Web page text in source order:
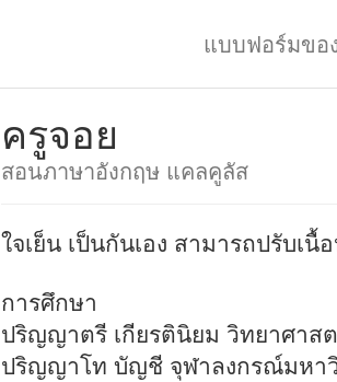
แบบฟอร์มข
ครูจอย
สอนภาษาอังกฤษ แคลคูลัส
ใจเย็น เป็นกันเอง สามารถปรับเ
การศึกษา
ปริญญาตรี เกียรตินิยม วิทยาศาส
ปริญญาโท บัญชี จุฬาลงกรณ์มหา